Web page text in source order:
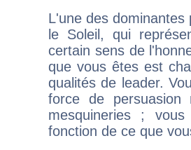
L'une des
le Soleil, qui
certain sens de
que vous êtes est
qualités de leader.
force de
mesquineries ;
fonction de ce que